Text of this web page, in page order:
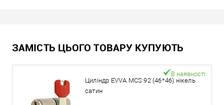
ЗАМІСТЬ ЦЬОГО ТОВАРУ КУПУЮТЬ
Циліндр EVVA MCS 92 (46*46) нікель
сатин
В наявності